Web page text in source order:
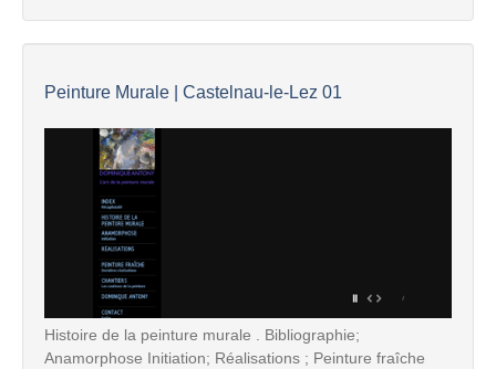
Peinture Murale | Castelnau-le-Lez 01
Histoire de la peinture murale . Bibliographie;
Anamorphose Initiation; Réalisations ; Peinture fraîche